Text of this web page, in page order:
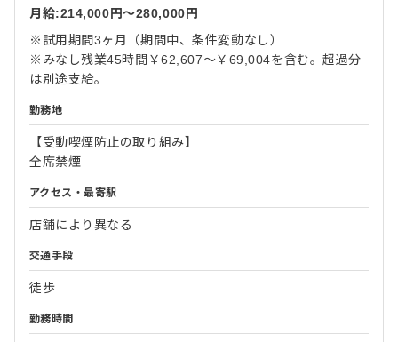
月給:214,000円〜280,000円
※試用期間3ヶ月（期間中、条件変動なし）
※みなし残業45時間￥62,607～￥69,004を含む。超過分
は別途支給。
勤務地
【受動喫煙防止の取り組み】
全席禁煙
アクセス・最寄駅
店舗により異なる
交通手段
徒歩
勤務時間